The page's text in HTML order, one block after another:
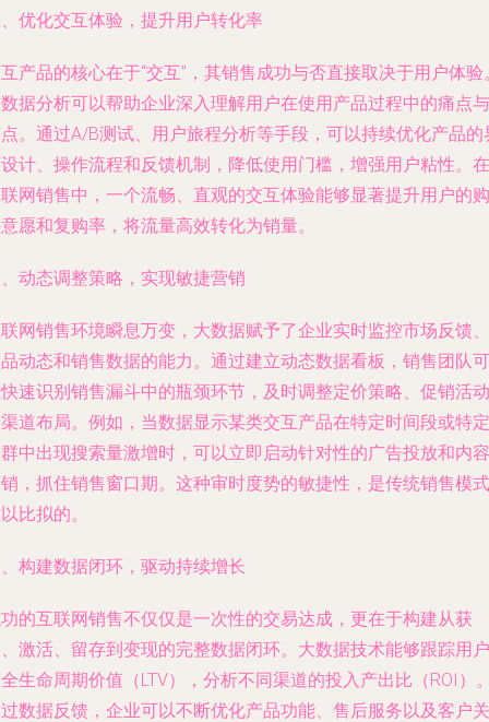
优化交互体验，提升用户转化率
产品的核心在于“交互”，其销售成功与否直接取决于用户体验
据分析可以帮助企业深入理解用户在使用产品过程中的痛点与
。通过A/B测试、用户旅程分析等手段，可以持续优化产品的
计、操作流程和反馈机制，降低使用门槛，增强用户粘性。在
网销售中，一个流畅、直观的交互体验能够显著提升用户的购
愿和复购率，将流量高效转化为销量。
动态调整策略，实现敏捷营销
网销售环境瞬息万变，大数据赋予了企业实时监控市场反馈、
动态和销售数据的能力。通过建立动态数据看板，销售团队可
速识别销售漏斗中的瓶颈环节，及时调整定价策略、促销活动
道布局。例如，当数据显示某类交互产品在特定时间段或特定
中出现搜索量激增时，可以立即启动针对性的广告投放和内容
，抓住销售窗口期。这种审时度势的敏捷性，是传统销售模式
比拟的。
构建数据闭环，驱动持续增长
的互联网销售不仅仅是一次性的交易达成，更在于构建从获
激活、留存到变现的完整数据闭环。大数据技术能够跟踪用户
生命周期价值（LTV），分析不同渠道的投入产出比（ROI）
数据反馈，企业可以不断优化产品功能、售后服务以及客户关